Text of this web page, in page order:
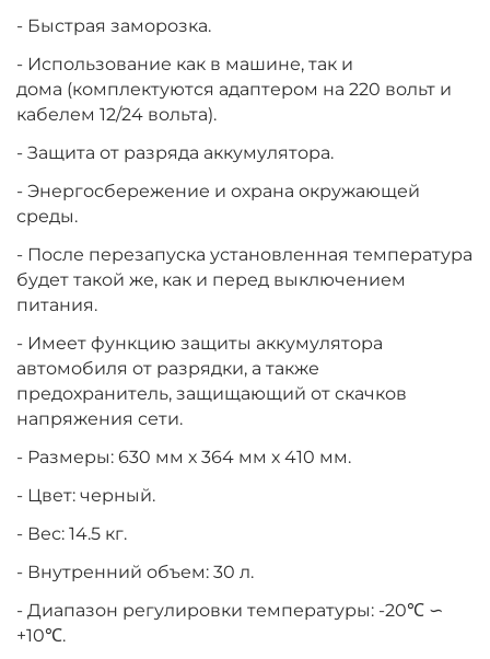
- Быстрая заморозка.
- Использование как в машине, так и
дома (комплектуются адаптером на 220 вольт и
кабелем 12/24 вольта).
- Защита от разряда аккумулятора.
- Энергосбережение и охрана окружающей
среды.
- После перезапуска установленная температура
будет такой же, как и перед выключением
питания.
- Имеет функцию защиты аккумулятора
автомобиля от разрядки, а также
предохранитель, защищающий от скачков
напряжения сети.
- Размеры: 630 мм х 364 мм х 410 мм.
- Цвет: черный.
- Вес: 14.5 кг.
- Внутренний объем: 30 л.
- Диапазон регулировки температуры: -20℃ ∽
+10℃.